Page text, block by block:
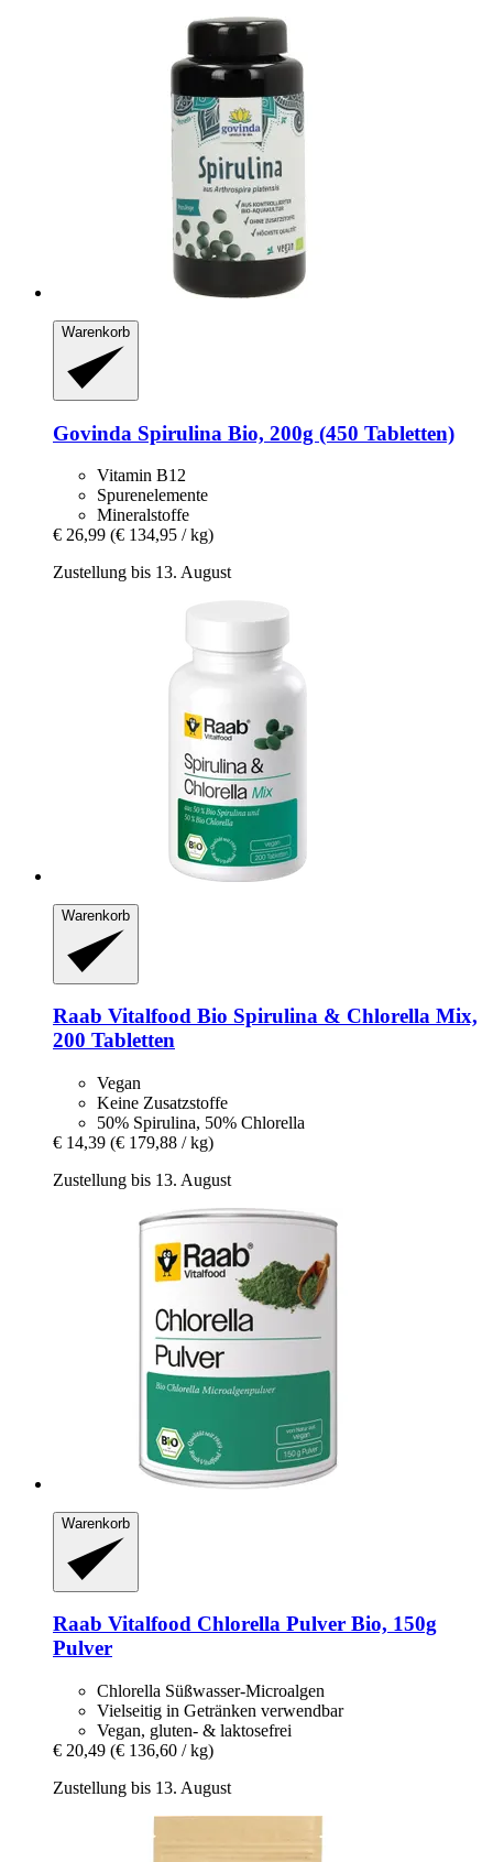
Warenkorb
Govinda Spirulina Bio, 200g (450 Tabletten)
Vitamin B12
Spurenelemente
Mineralstoffe
€ 26,99 (€ 134,95 / kg)
Zustellung bis 13. August
Warenkorb
Raab Vitalfood Bio Spirulina & Chlorella Mix,
200 Tabletten
Vegan
Keine Zusatzstoffe
50% Spirulina, 50% Chlorella
€ 14,39 (€ 179,88 / kg)
Zustellung bis 13. August
Warenkorb
Raab Vitalfood Chlorella Pulver Bio, 150g
Pulver
Chlorella Süßwasser-Microalgen
Vielseitig in Getränken verwendbar
Vegan, gluten- & laktosefrei
€ 20,49 (€ 136,60 / kg)
Zustellung bis 13. August